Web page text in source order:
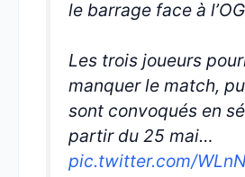
le barrage face à
Les trois joueurs
manquer le match,
sont convoqués en
partir du 25 mai…
pic.twitter.com/